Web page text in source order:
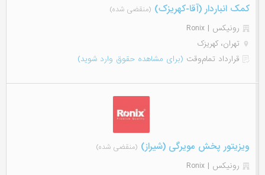
کمک انباردار (آقا-کهریزک) (منقضی شده)
رونیکس | Ronix
تهران، کهریزک
قرارداد تمام‌وقت (برای مشاهده حقوق وارد شوید)
ویزیتور پخش مویرگی (شیراز) (منقضی شده)
رونیکس | Ronix